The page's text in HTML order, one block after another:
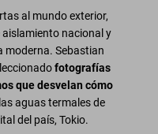
al mundo exterior,
nacional y
moderna. Sebastian
fotografías
que desvelan cómo
aguas termales de
del país, Tokio.